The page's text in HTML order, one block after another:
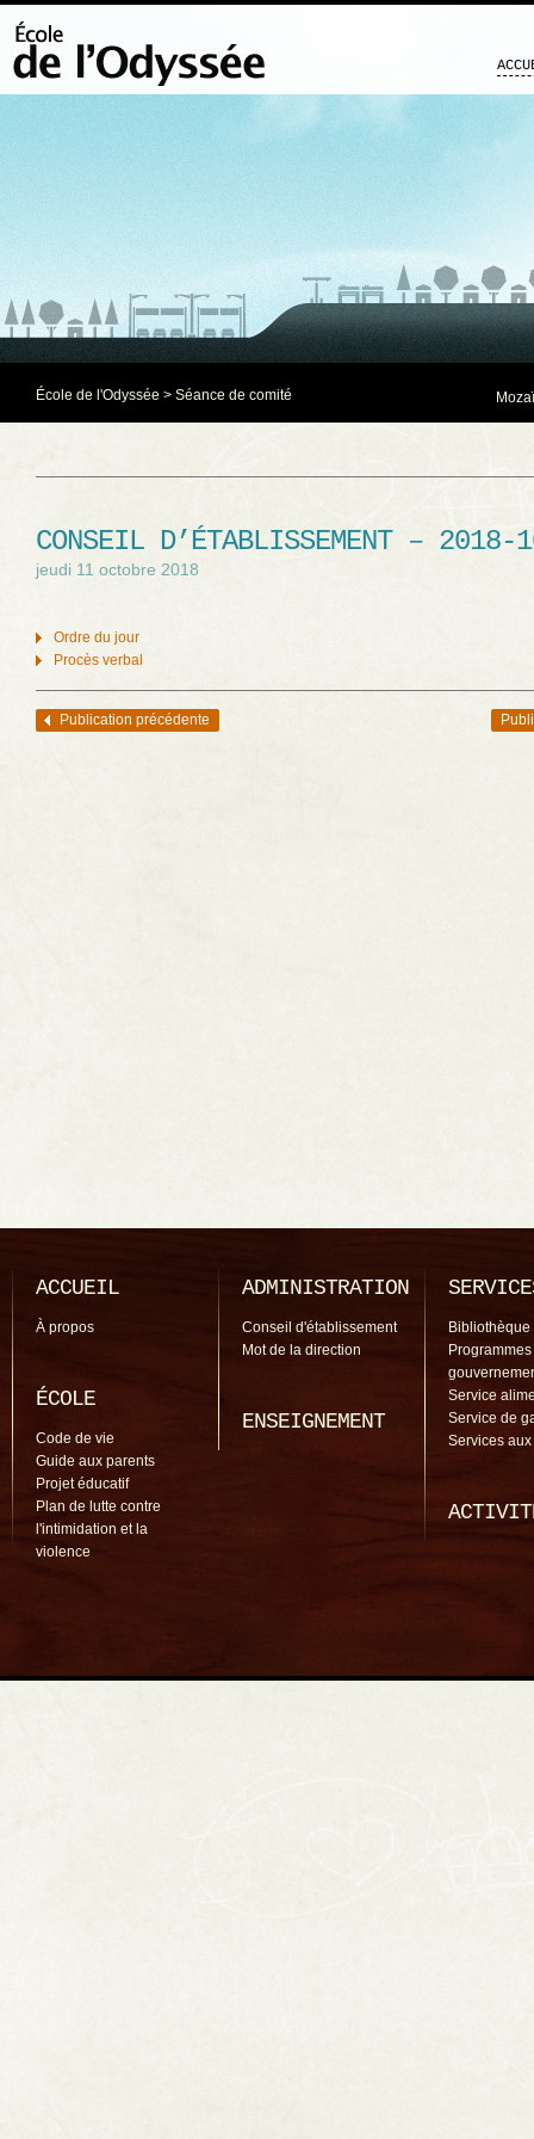
École de l'Odyssée > Séance de comité
CONSEIL D’ÉTABLISSEMENT – 2018-
jeudi 11 octobre 2018
Ordre du jour
Procès verbal
Navigation des articles
Publication précédente
ACCUEIL
À propos
ÉCOLE
Code de vie
Guide aux parents
Projet éducatif
Plan de lutte contre
l'intimidation et la
violence
ADMINISTRATION
Conseil d'établissement
Mot de la direction
ENSEIGNEMENT
Bibliothèque
Programmes
Service
Service de
Services